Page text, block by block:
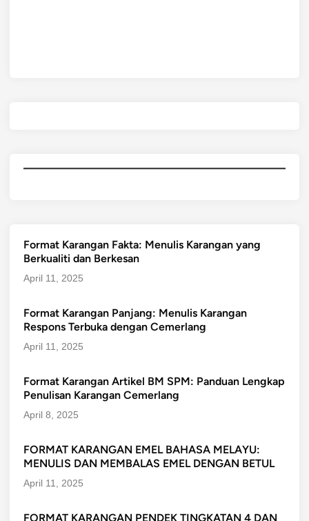
Format Karangan Fakta: Menulis Karangan yang
Berkualiti dan Berkesan
April 11, 2025
Format Karangan Panjang: Menulis Karangan
Respons Terbuka dengan Cemerlang
April 11, 2025
Format Karangan Artikel BM SPM: Panduan Lengkap
Penulisan Karangan Cemerlang
April 8, 2025
FORMAT KARANGAN EMEL BAHASA MELAYU:
MENULIS DAN MEMBALAS EMEL DENGAN BETUL
April 11, 2025
FORMAT KARANGAN PENDEK TINGKATAN 4 DAN